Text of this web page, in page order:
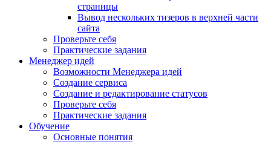
страницы
Вывод нескольких тизеров в верхней части
сайта
Проверьте себя
Практические задания
Менеджер идей
Возможности Менеджера идей
Создание сервиса
Создание и редактирование статусов
Проверьте себя
Практические задания
Обучение
Основные понятия